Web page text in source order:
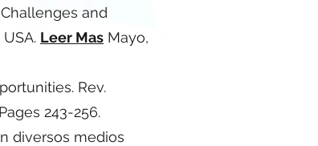
and
Leer Mas Mayo,
Rev.
243-256.
diversos medios